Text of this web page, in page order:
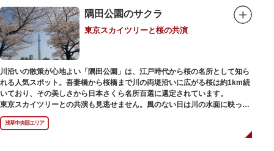
絵馬をつけ、色紙・福絵に御朱印をいただきながら巡拝しましょう。
江戸文化発祥の地といわれる浅草には、観音様の境内を中心として広く各所
に名所・旧跡があります。七福神をめぐる途中、これらの名跡も訪ねながら
江戸文化の面影を偲んでみてはいかがでしょうか。
御利益にあやかりながらの散策は、福徳と心の安らぎを与えてくれることで
しょう。
隅田公園のサクラ
東京スカイツリーと桜の共演
川沿いの散策が心地よい「隅田公園」は、江戸時代から桜の名所として知ら
れる人気スポット。吾妻橋から桜橋まで川の両堤沿いに広がる桜は約1km続
いており、その美しさから日本さくら名所百選に選定されています。
東京スカイツリーとの共演も見逃せません。風のない日は川の水面に映った
「逆さスカイツリー」と桜のコラボレーションも楽しめます。シーズン中は
夜桜がライトアップされ、日中とは異なる幻想的な雰囲気に包まれるのも魅
力のひとつ。屋形船や水上バスも運航しているので、いつもと違った目線の
浅草中央部エリア